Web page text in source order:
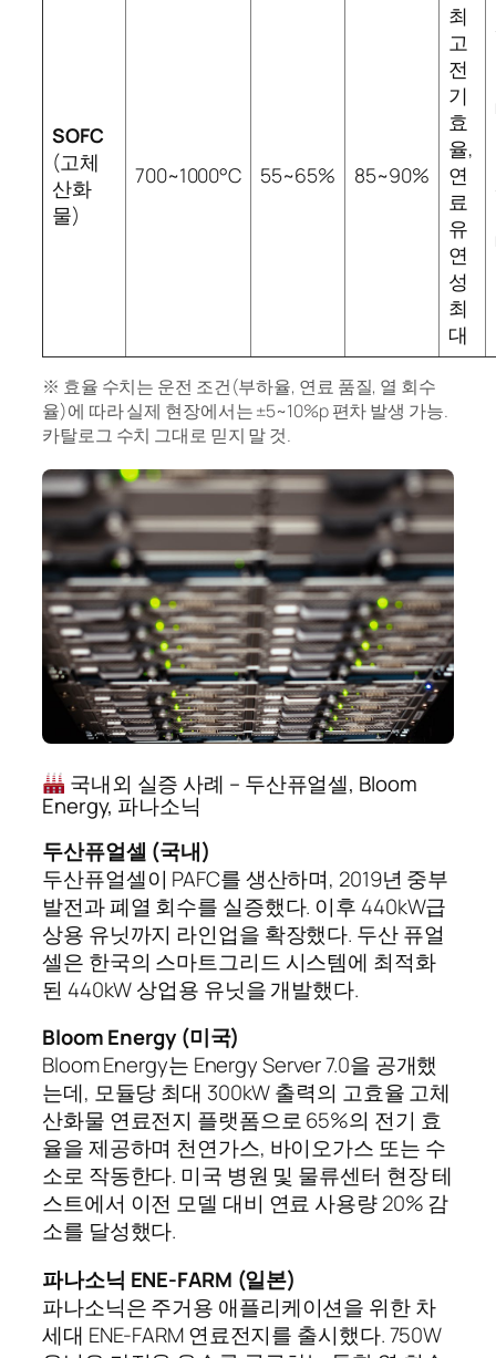
SOFC
(고체
산화
물)
700~1000°C 55~65% 85~90%
최
고
전
기
효
율,
연
료
유
연
성
최
대
※ 효율 수치는 운전 조건(부하율, 연료 품질, 열 회수
율)에 따라 실제 현장에서는 ±5~10%p 편차 발생 가능.
카탈로그 수치 그대로 믿지 말 것.
국내외 실증 사례 – 두산퓨얼셀, Bloom
Energy, 파나소닉
두산퓨얼셀 (국내)
두산퓨얼셀이 PAFC를 생산하며, 2019년 중부
발전과 폐열 회수를 실증했다. 이후 440kW급
상용 유닛까지 라인업을 확장했다. 두산 퓨얼
셀은 한국의 스마트그리드 시스템에 최적화
된 440kW 상업용 유닛을 개발했다.
Bloom Energy (미국)
Bloom Energy는 Energy Server 7.0을 공개했
는데, 모듈당 최대 300kW 출력의 고효율 고체
산화물 연료전지 플랫폼으로 65%의 전기 효
율을 제공하며 천연가스, 바이오가스 또는 수
소로 작동한다. 미국 병원 및 물류센터 현장 테
스트에서 이전 모델 대비 연료 사용량 20% 감
소를 달성했다.
파나소닉 ENE-FARM (일본)
파나소닉은 주거용 애플리케이션을 위한 차
세대 ENE-FARM 연료전지를 출시했다. 750W